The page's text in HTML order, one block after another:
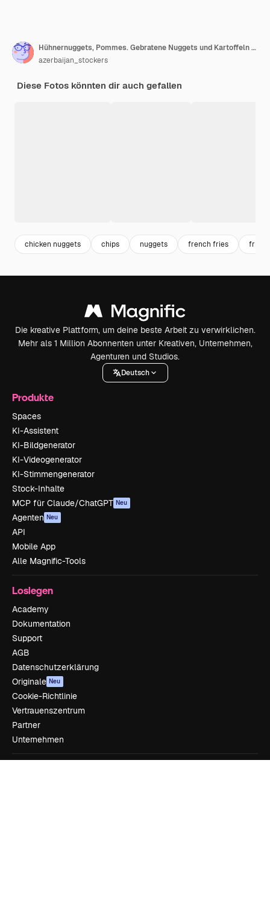
Hühnernuggets, Pommes. Gebratene Nuggets und Kartoffeln mit Salat und geschmolzenem Käse.
azerbaijan_stockers
Diese Fotos könnten dir auch gefallen
chicken nuggets chips nuggets french fries fries
Die kreative Plattform, um deine beste Arbeit zu verwirklichen.
Mehr als 1 Million Abonnenten unter Kreativen, Unternehmen,
Agenturen und Studios.
Deutsch
Produkte
Spaces
KI-Assistent
KI-Bildgenerator
KI-Videogenerator
KI-Stimmengenerator
Stock-Inhalte
MCP für Claude/ChatGPT Neu
Agenten Neu
API
Mobile App
Alle Magnific-Tools
Loslegen
Academy
Dokumentation
Support
AGB
Datenschutzerklärung
Originale Neu
Cookie-Richtlinie
Vertrauenszentrum
Partner
Unternehmen